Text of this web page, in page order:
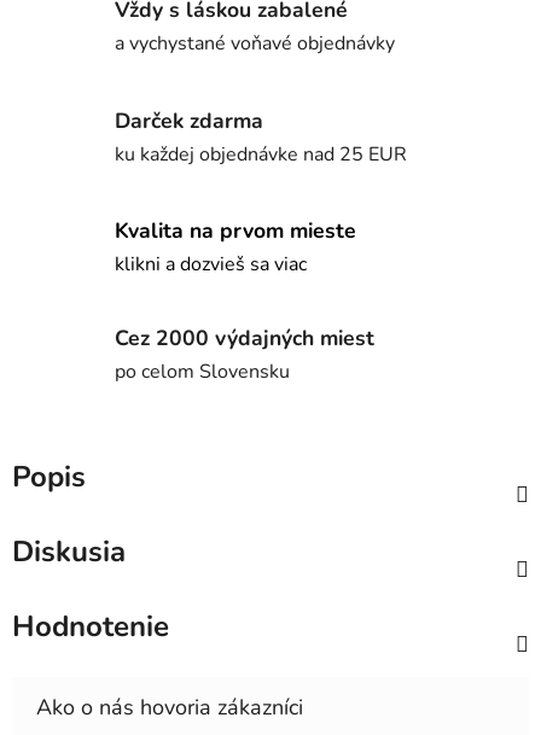
Vždy s láskou zabalené
a vychystané voňavé objednávky
Darček zdarma
ku každej objednávke nad 25 EUR
Kvalita na prvom mieste
klikni a dozvieš sa viac
Cez 2000 výdajných miest
po celom Slovensku
Popis
Diskusia
Hodnotenie